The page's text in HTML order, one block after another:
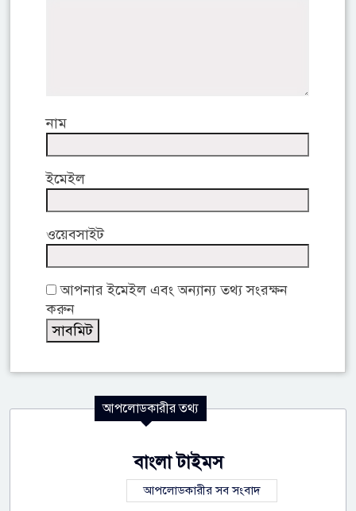
নাম
ইমেইল
ওয়েবসাইট
আপনার ইমেইল এবং অন্যান্য তথ্য সংরক্ষন
করুন
আপলোডকারীর তথ্য
বাংলা টাইমস
আপলোডকারীর সব সংবাদ